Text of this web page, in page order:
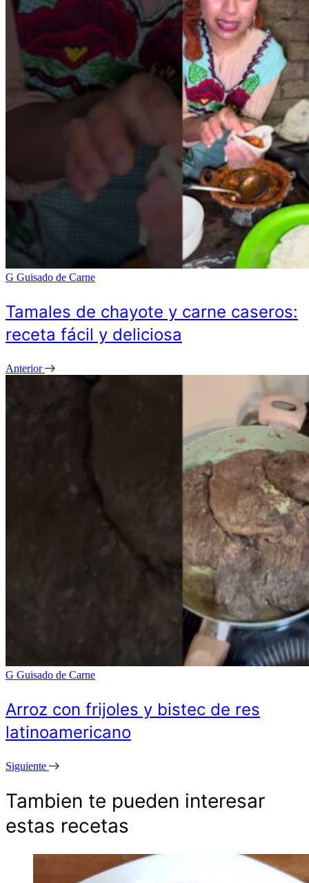
G Guisado de Carne
Tamales de chayote y carne caseros:
receta fácil y deliciosa
Anterior
G Guisado de Carne
Arroz con frijoles y bistec de res
latinoamericano
Siguiente
Tambien te pueden interesar
estas recetas